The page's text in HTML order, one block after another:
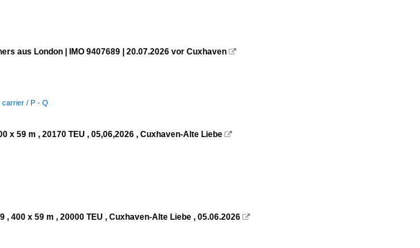
aus London | IMO 9407689 | 20.07.2026 vor Cuxhaven 
carrier / P - Q
x 59 m , 20170 TEU , 05,06,2026 , Cuxhaven-Alte Liebe 
, 400 x 59 m , 20000 TEU , Cuxhaven-Alte Liebe , 05.06.2026 